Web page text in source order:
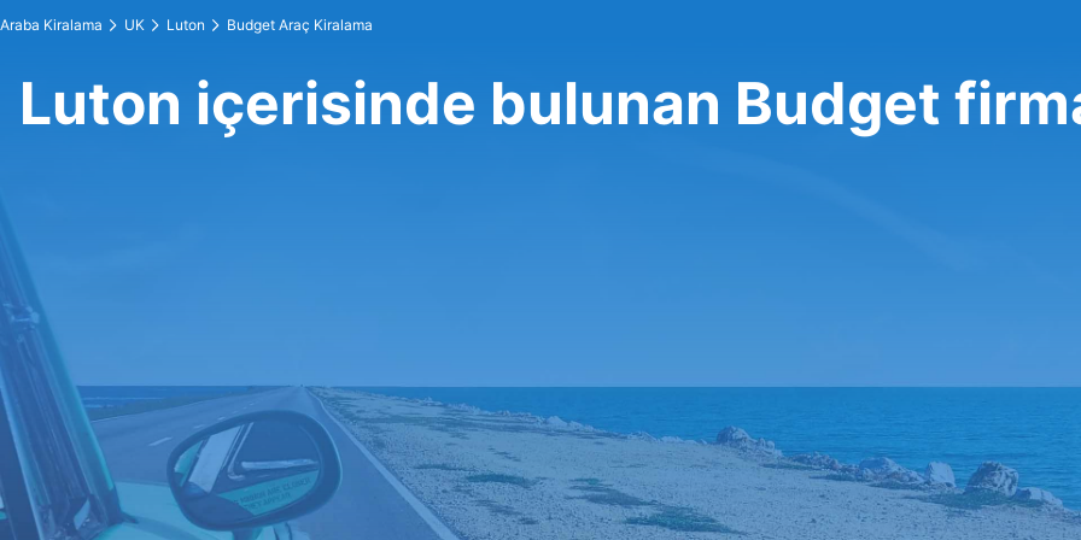
Araba Kiralama UK Luton Budget Araç Kiralama
Luton içerisinde bulunan Budget